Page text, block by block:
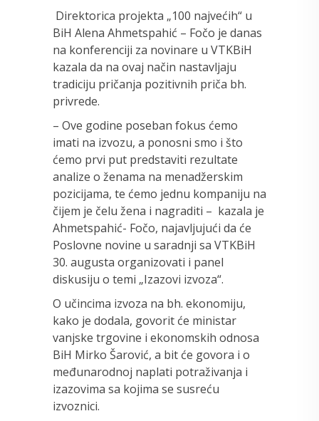
Direktorica projekta „100 najvećih“ u
BiH Alena Ahmetspahić – Fočo je danas
na konferenciji za novinare u VTKBiH
kazala da na ovaj način nastavljaju
tradiciju pričanja pozitivnih priča bh.
privrede.
– Ove godine poseban fokus ćemo
imati na izvozu, a ponosni smo i što
ćemo prvi put predstaviti rezultate
analize o ženama na menadžerskim
pozicijama, te ćemo jednu kompaniju na
čijem je čelu žena i nagraditi – kazala je
Ahmetspahić- Fočo, najavljujući da će
Poslovne novine u saradnji sa VTKBiH
30. augusta organizovati i panel
diskusiju o temi „Izazovi izvoza“.
O učincima izvoza na bh. ekonomiju,
kako je dodala, govorit će ministar
vanjske trgovine i ekonomskih odnosa
BiH Mirko Šarović, a bit će govora i o
međunarodnoj naplati potraživanja i
izazovima sa kojima se susreću
izvoznici.